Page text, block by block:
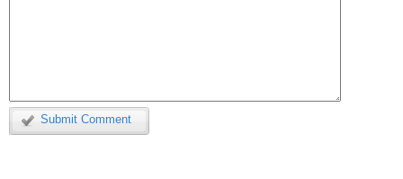
Submit Comment